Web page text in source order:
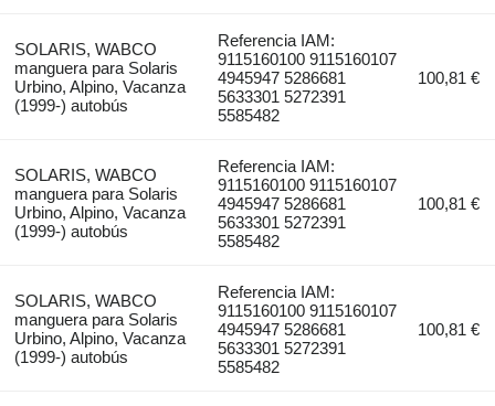
SOLARIS, WABCO
manguera para Solaris
Urbino, Alpino, Vacanza
(1999-) autobús
Referencia IAM:
9115160100 9115160107
4945947 5286681
5633301 5272391
5585482
100,81 €
SOLARIS, WABCO
manguera para Solaris
Urbino, Alpino, Vacanza
(1999-) autobús
Referencia IAM:
9115160100 9115160107
4945947 5286681
5633301 5272391
5585482
100,81 €
SOLARIS, WABCO
manguera para Solaris
Urbino, Alpino, Vacanza
(1999-) autobús
Referencia IAM:
9115160100 9115160107
4945947 5286681
5633301 5272391
5585482
100,81 €